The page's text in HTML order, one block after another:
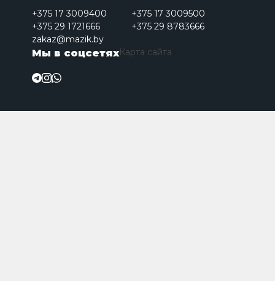
+375 17 3009400
+375 17 3009500
+375 29 1721666
+375 29 8783666
zakaz@mazik.by
Мы в соцсетяхКарта сайта